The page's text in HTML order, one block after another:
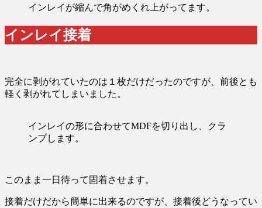
インレイが縮んで角がめくれ上がってます。
インレイ接着
完全に剥がれていたのは１枚だけだったのですが、前後とも
軽く剥がれてしまいました。
インレイの形に合わせてMDFを切り出し、クラ
ンプします。
このまま一日待って固着させます。
接着だけだから簡単に出来るのですが、接着後どうなってい